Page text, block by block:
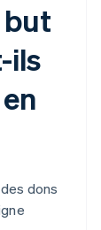
but
ils
dons